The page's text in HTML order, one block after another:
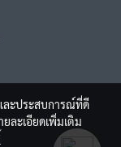
ละประสบการณ์ที่ดี
ละเอียดเพิ่มเติม